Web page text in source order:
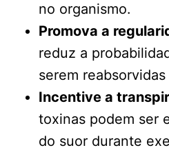
no organismo.
Promova a
reduz a
serem
Incentive a
toxinas podem ser
do suor durante